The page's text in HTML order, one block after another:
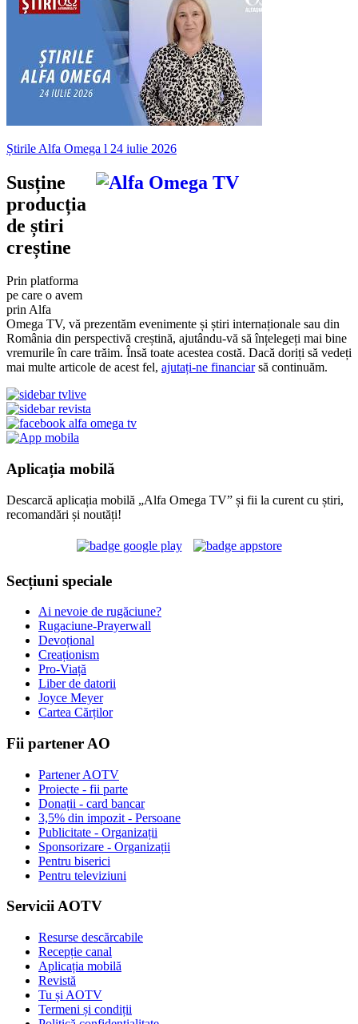
Știrile Alfa Omega l 24 iulie 2026
Susține
producția
de știri
creștine
Prin platforma
pe care o avem
prin Alfa
Omega TV, vă prezentăm evenimente și știri internaționale sau din
România din perspectivă creștină, ajutându-vă să înțelegeți mai bine
vremurile în care trăim. Însă toate acestea costă. Dacă doriți să vedeți
mai multe articole de acest fel, ajutați-ne financiarsă continuăm.
Aplicația mobilă
Descarcă aplicația mobilă „Alfa Omega TV” și fii la curent cu știri,
recomandări și noutăți!
Secțiuni speciale
Ai nevoie de rugăciune?
Rugaciune-Prayerwall
Devoțional
Creaționism
Pro-Viață
Liber de datorii
Joyce Meyer
Cartea Cărților
Fii partener AO
Partener AOTV
Proiecte - fii parte
Donații - card bancar
3,5% din impozit - Persoane
Publicitate - Organizații
Sponsorizare - Organizații
Pentru biserici
Pentru televiziuni
Servicii AOTV
Resurse descărcabile
Recepție canal
Aplicația mobilă
Revistă
Tu și AOTV
Termeni și condiții